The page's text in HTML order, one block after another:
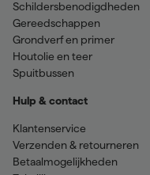
Schildersbenodigdheden
Gereedschappen
Grondverf en primer
Houtolie en teer
Spuitbussen
Hulp & contact
Klantenservice
Verzenden & retourneren
Betaalmogelijkheden